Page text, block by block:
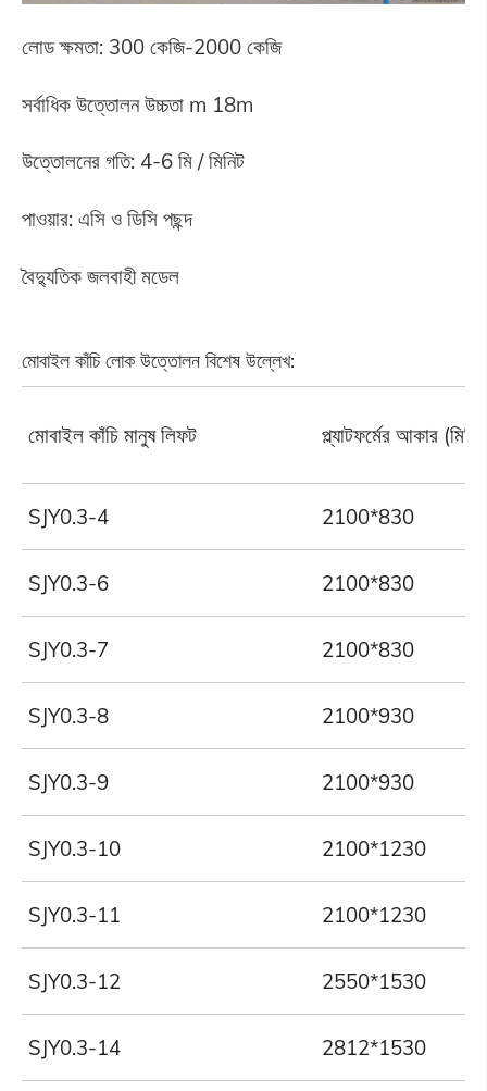
লোড ক্ষমতা: 300 কেজি-2000 কেজি
সর্বাধিক উত্তোলন উচ্চতা m 18m
উত্তোলনের গতি: 4-6 মি / মিনিট
পাওয়ার: এসি ও ডিসি পছন্দ
বৈদ্যুতিক জলবাহী মডেল
মোবাইল কাঁচি লোক উত্তোলন বিশেষ উল্লেখ:
মোবাইল কাঁচি মানুষ লিফট প্ল্যাটফর্মের আকার (মিমি)
SJY0.3-4 2100*830
SJY0.3-6 2100*830
SJY0.3-7 2100*830
SJY0.3-8 2100*930
SJY0.3-9 2100*930
SJY0.3-10 2100*1230
SJY0.3-11 2100*1230
SJY0.3-12 2550*1530
SJY0.3-14 2812*1530